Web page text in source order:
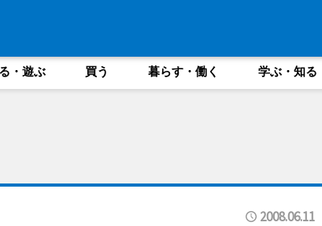
・遊ぶ 買う 暮らす・働く 学ぶ・知る
2008.06.11